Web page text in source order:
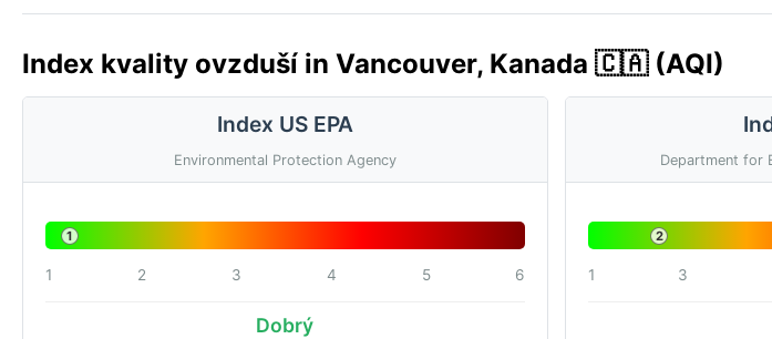
Index kvality ovzduší in Vancouver, Kanada 🇨🇦 (AQI)
Index US EPA
Environmental Protection Agency
1
1 2 3 4 5 6
Dobrý
Department for
2
1 3